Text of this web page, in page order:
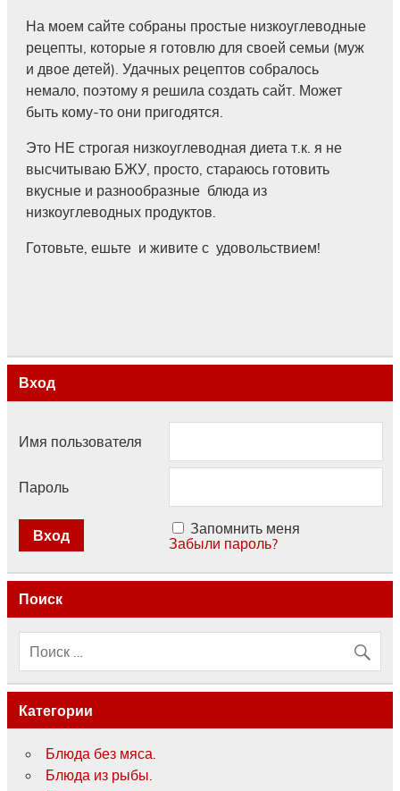
На моем сайте собраны простые низкоуглеводные
рецепты, которые я готовлю для своей семьи (муж
и двое детей). Удачных рецептов собралось
немало, поэтому я решила создать сайт. Может
быть кому-то они пригодятся.
Это НЕ строгая низкоуглеводная диета т.к. я не
высчитываю БЖУ, просто, стараюсь готовить
вкусные и разнообразные блюда из
низкоуглеводных продуктов.
Готовьте, ешьте и живите с удовольствием!
Вход
Имя пользователя
Пароль
Запомнить меня
Забыли пароль?
Поиск
Категории
Блюда без мяса.
Блюда из рыбы.